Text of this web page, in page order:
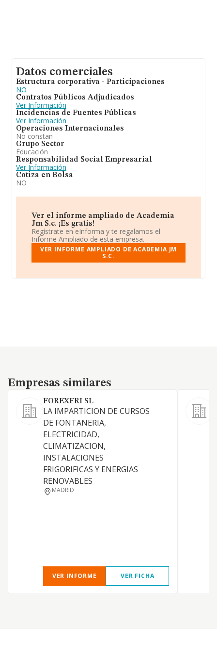
Datos comerciales
Estructura corporativa - Participaciones
NO
Contratos Públicos Adjudicados
Ver Información
Incidencias de Fuentes Públicas
Ver Información
Operaciones Internacionales
No constan
Grupo Sector
Educación
Responsabilidad Social Empresarial
Ver Información
Cotiza en Bolsa
NO
Ver el informe ampliado de Academia
Jm S.c. ¡Es gratis!
Regístrate en eInforma y te regalamos el
Informe Ampliado de esta empresa.
VER INFORME AMPLIADO DE ACADEMIA JM
S.C.
Empresas similares
Empresas similares
FOREXFRI SL
LA IMPARTICION DE CURSOS
DE FONTANERIA,
ELECTRICIDAD,
CLIMATIZACION,
INSTALACIONES
FRIGORIFICAS Y ENERGIAS
RENOVABLES
MADRID
VER INFORME VER FICHA